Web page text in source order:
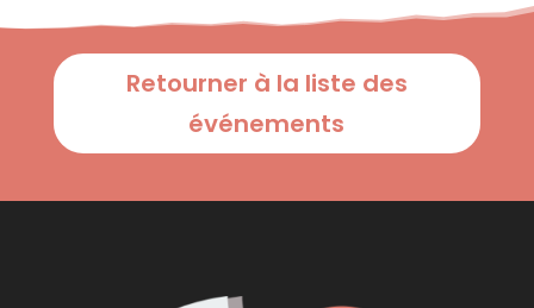
Retourner à la liste des
événements